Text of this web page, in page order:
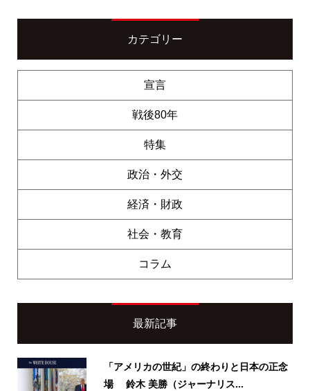
カテゴリー
宣言
戦後80年
特集
政治・外交
経済・財政
社会・教育
コラム
最新記事
「アメリカの世紀」の終わりと日本の正念
場 鈴木 美勝（ジャーナリス...